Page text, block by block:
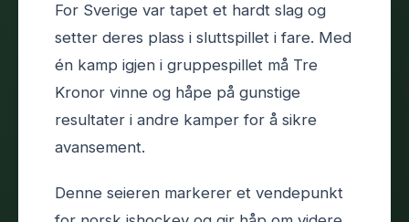
For Sverige var tapet et hardt slag og
setter deres plass i sluttspillet i fare. Med
én kamp igjen i gruppespillet må Tre
Kronor vinne og håpe på gunstige
resultater i andre kamper for å sikre
avansement.
Denne seieren markerer et vendepunkt